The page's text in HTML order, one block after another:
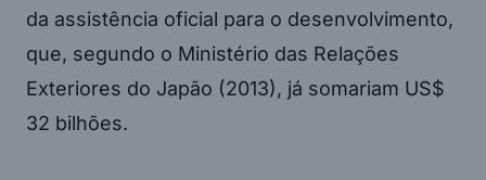
da assistência oficial para o desenvolvimento,
que, segundo o Ministério das Relações
Exteriores do Japão (2013), já somariam US$
32 bilhões.